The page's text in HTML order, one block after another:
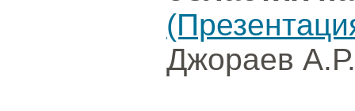
Джораев